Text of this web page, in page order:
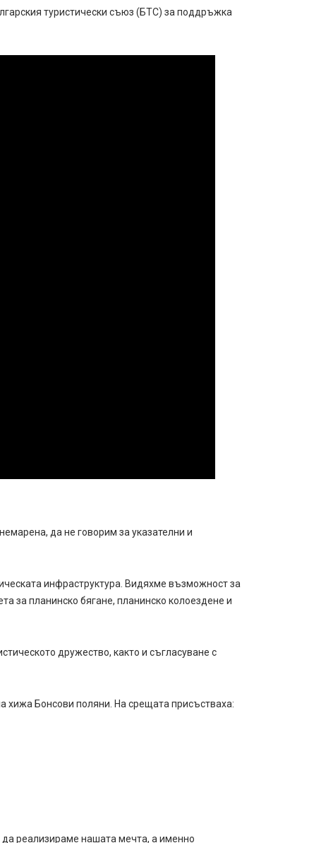
туристически съюз (БТС) за поддръжка
да не говорим за указателни и
инфраструктура. Видяхме възможност за
за планинско бягане, планинско колоездене и
дружество, както и съгласуване с
хижа Бонсови поляни. На срещата присъстваха:
да реализираме нашата мечта, а именно